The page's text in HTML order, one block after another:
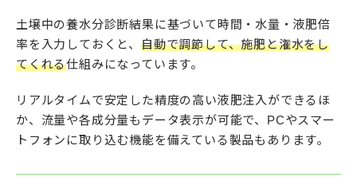
土壌中の養水分診断結果に基づいて時間・水量・液肥倍
率を入力しておくと、 自動で調節して、施肥と潅水をし
てくれる仕組みになっています。
リアルタイムで安定した精度の高い液肥注入ができるほ
か、流量や各成分量もデータ表示が可能で、PCやスマー
トフォンに取り込む機能を備えている製品もあります。